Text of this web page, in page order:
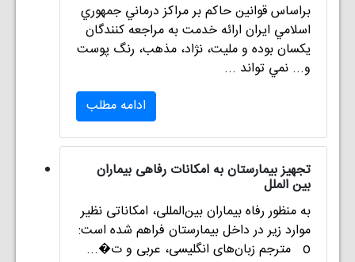
براساس قوانين حاكم بر مراكز درماني جمهوري
اسلامي ايران ارائه خدمت به مراجعه كنندگان
يكسان بوده و مليت، نژاد، مذهب، رنگ پوست
و... نمي تواند ...
ادامه مطلب
تجهیز بیمارستان به امکانات رفاهی بیماران
بین الملل
به منظور رفاه بیماران بین‌المللی، امکاناتی نظیر
موارد زیر در داخل بیمارستان فراهم شده است:
o مترجم زبان‌های انگلیسی، عربی و ت�...